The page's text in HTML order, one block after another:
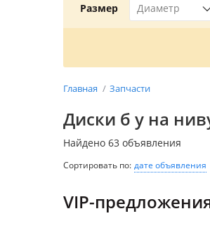
Размер Диаметр
Главная Запчасти
Диски б у на
Найдено 63 объявления
Сортировать по: дате объявления
VIP-